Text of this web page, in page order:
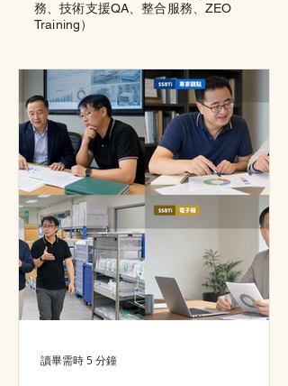
務、技術支援QA、整合服務、ZEO
Training）
讀畢需時 5 分鐘